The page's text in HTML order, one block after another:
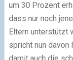
um 30 Prozent
dass nur noch
Eltern unterstützt
spricht nun davon